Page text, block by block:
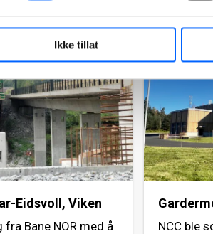
Ikke tillat
Eidsvoll, Viken
Bane NOR med å
NCC ble